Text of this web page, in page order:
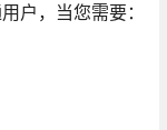
户，当您需要：